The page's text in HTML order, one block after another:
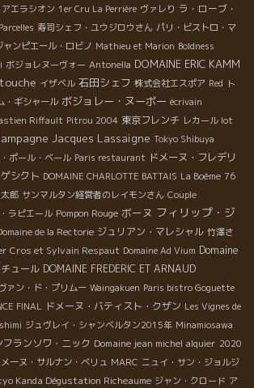
アエラシオン 1er Cru La Perrière ヴァレり ラ・ローブ・
寿司シェフ・ユウジロウさん パリ・ビストロ・マ
ャンピエール・ロビノ Mathieu et Marion Boldness
ボジョレヌーヴォー Antonella DOMAINE ERIC KAMM
イザベル 石田シェフ 株式会社エスポア Red ト
・ギシャール ボジョレー・ヌーボー écrivain
Riffault Pitrou 2004 東京フレンチ レカール lot
Jacques Lassaigne Tokyo Shibuya
ポール・ベール Paris restaurant ドメーヌ・フレデリ
シクト DOMAINE CHARLOTTE BATTAIS La Boème 76
郎 サンマルタン経営者のレイモンさん Couple
ラピエール Pompon Rouge ボーヌ フィリップ・ジ
de la Rectorie ジュリアン・マレシャル 竹澤さ
Cros et Sylvain Respaut Domaine Ad Vium Domaine
ュール DOMAINE FREDERIC ET ARNAUD
ァン・ド・プリムー Waingakuen Paris bistro Goguette
FINAL ドメーヌ・バティスト・クザン Les Vignes de
ジュヴレイ・シャンベルタン2015年 Minamiosawa
フランソワ・ニック Domaine jean michel alquier 2020
メーヌ・サルナン・ベリュ MARC ニュイ・サン・ジョルジ
Kanda Dégustation Richeaume ジャン・クロード ア